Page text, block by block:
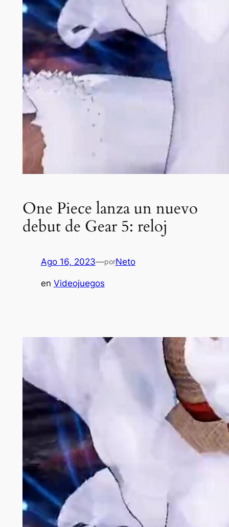
One Piece lanza un nuevo
debut de Gear 5: reloj
Ago 16, 2023—porNeto
en Videojuegos